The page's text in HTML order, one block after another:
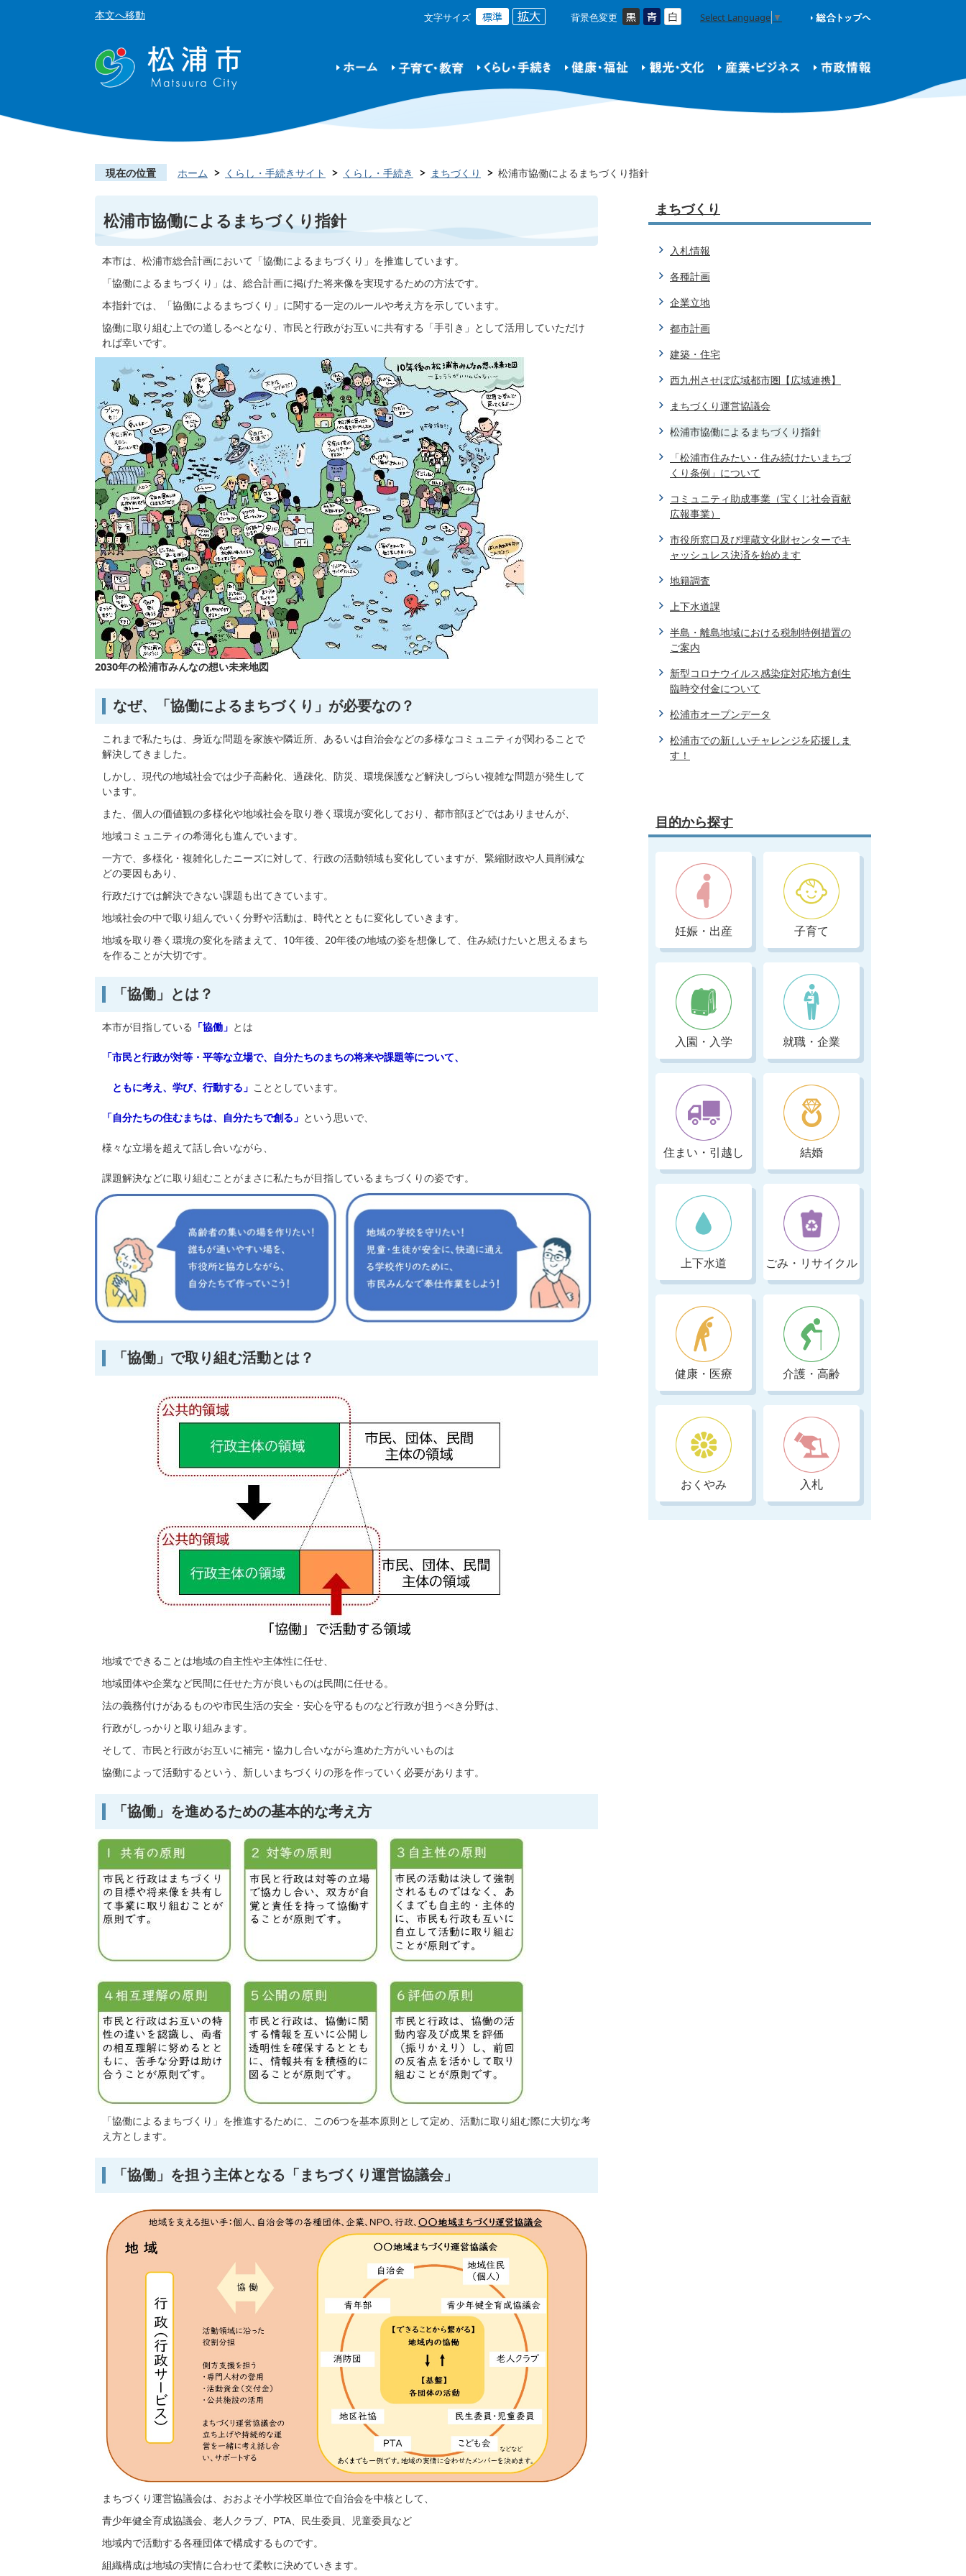
本文へ移動 文字サイズ 背景色変更 Select Language ▼
現在の位置 ホーム くらし・手続きサイト くらし・手続き まちづくり 松浦市協働によるまちづくり指針
松浦市協働によるまちづくり指針
本市は、松浦市総合計画において「協働によるまちづくり」を推進しています。
「協働によるまちづくり」は、総合計画に掲げた将来像を実現するための方法です。
本指針では、「協働によるまちづくり」に関する一定のルールや考え方を示しています。
協働に取り組む上での道しるべとなり、市民と行政がお互いに共有する「手引き」として活用していただけ
れば幸いです。
2030年の松浦市みんなの想い未来地図
なぜ、「協働によるまちづくり」が必要なの？
これまで私たちは、身近な問題を家族や隣近所、あるいは自治会などの多様なコミュニティが関わることで
解決してきました。
しかし、現代の地域社会では少子高齢化、過疎化、防災、環境保護など解決しづらい複雑な問題が発生して
います。
また、個人の価値観の多様化や地域社会を取り巻く環境が変化しており、都市部ほどではありませんが、
地域コミュニティの希薄化も進んでいます。
一方で、多様化・複雑化したニーズに対して、行政の活動領域も変化していますが、緊縮財政や人員削減な
どの要因もあり、
行政だけでは解決できない課題も出てきています。
地域社会の中で取り組んでいく分野や活動は、時代とともに変化していきます。
地域を取り巻く環境の変化を踏まえて、10年後、20年後の地域の姿を想像して、住み続けたいと思えるまち
を作ることが大切です。
「協働」とは？
本市が目指している 「協働」 とは
「市民と行政が対等・平等な立場で、自分たちのまちの将来や課題等について、
ともに考え、学び、行動する」 こととしています。
「自分たちの住むまちは、自分たちで創る」 という思いで、
様々な立場を超えて話し合いながら、
課題解決などに取り組むことがまさに私たちが目指しているまちづくりの姿です。
「協働」で取り組む活動とは？
地域でできることは地域の自主性や主体性に任せ、
地域団体や企業など民間に任せた方が良いものは民間に任せる。
法の義務付けがあるものや市民生活の安全・安心を守るものなど行政が担うべき分野は、
行政がしっかりと取り組みます。
そして、市民と行政がお互いに補完・協力し合いながら進めた方がいいものは
協働によって活動するという、新しいまちづくりの形を作っていく必要があります。
「協働」を進めるための基本的な考え方
「協働によるまちづくり」を推進するために、この6つを基本原則として定め、活動に取り組む際に大切な考
え方とします。
「協働」を担う主体となる「まちづくり運営協議会」
まちづくり運営協議会は、おおよそ小学校区単位で自治会を中核として、
青少年健全育成協議会、老人クラブ、PTA、民生委員、児童委員など
地域内で活動する各種団体で構成するものです。
組織構成は地域の実情に合わせて柔軟に決めていきます。
まちづくり
入札情報
各種計画
企業立地
都市計画
建築・住宅
西九州させぼ広域都市圏【広域連携】
まちづくり運営協議会
松浦市協働によるまちづくり指針
「松浦市住みたい・住み続けたいまちづ
くり条例」について
コミュニティ助成事業（宝くじ社会貢献
広報事業）
市役所窓口及び埋蔵文化財センターでキ
ャッシュレス決済を始めます
地籍調査
上下水道課
半島・離島地域における税制特例措置の
ご案内
新型コロナウイルス感染症対応地方創生
臨時交付金について
松浦市オープンデータ
松浦市での新しいチャレンジを応援しま
す！
目的から探す
妊娠・出産 子育て
入園・入学 就職・企業
住まい・引越し 結婚
上下水道 ごみ・リサイクル
健康・医療 介護・高齢
おくやみ 入札